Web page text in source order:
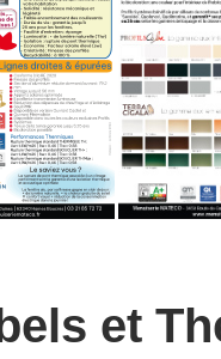
et